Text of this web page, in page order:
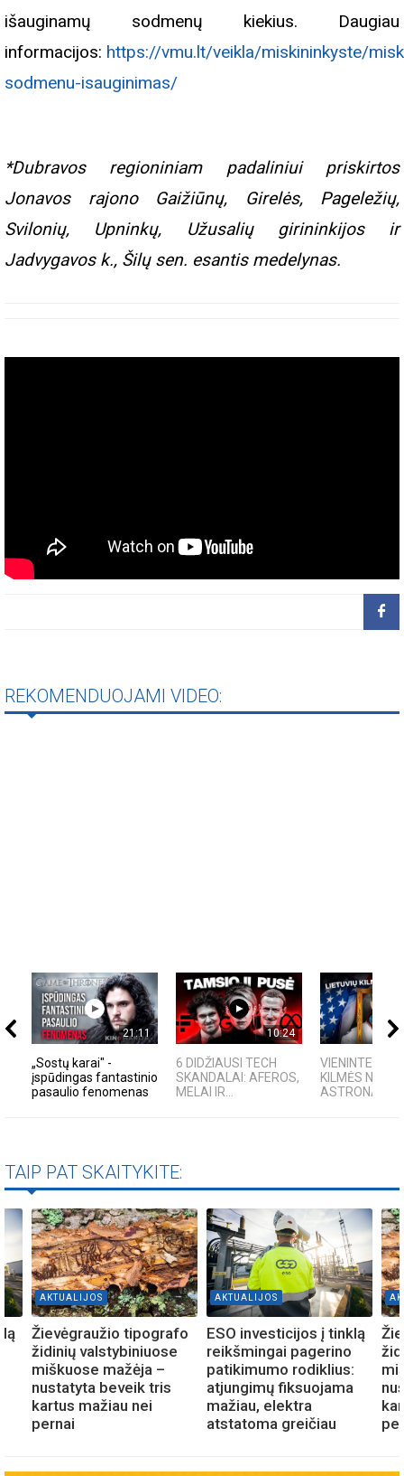
išauginamų sodmenų kiekius. Daugiau
informacijos: https://vmu.lt/veikla/miskininkyste/
sodmenu-isauginimas/
*Dubravos regioniniam padaliniui priskirtos
Jonavos rajono Gaižiūnų, Girelės, Pageležių,
Svilonių, Upninkų, Užusalių girininkijos ir
Jadvygavos k., Šilų sen. esantis medelynas.
REKOMENDUOJAMI VIDEO:
21:11
„Sostų karai" -
įspūdingas fantastinio
pasaulio fenomenas
10:24
6 DIDŽIAUSI TECH
SKANDALAI: AFEROS,
MELAI IR...
VIENINTELIS
KILMĖS NASA
TAIP PAT SKAITYKITE:
AKTUALIJOS
Žievėgraužio tipografo
židinių valstybiniuose
miškuose mažėja –
nustatyta beveik tris
kartus mažiau nei
pernai
AKTUALIJOS
ESO investicijos į tinklą
reikšmingai pagerino
patikimumo rodiklius:
atjungimų fiksuojama
mažiau, elektra
atstatoma greičiau